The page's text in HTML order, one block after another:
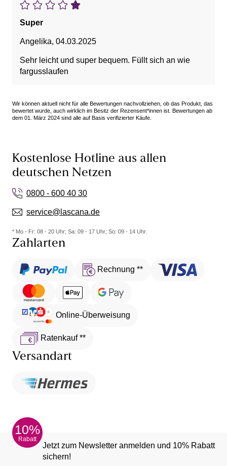
Super
Angelika, 04.03.2025
Sehr leicht und super bequem. Füllt sich an wie
fargusslaufen
Wir können aktuell nicht für alle Bewertungen nachvollziehen, ob das Produkt, das
bewertet wurde, auch wirklich im Besitz der Rezensent*innen ist. Bewertungen ab
dem 01. März 2024 sind alle auf Basis verifizierter Käufe.
Kostenlose Hotline aus allen
deutschen Netzen
0800 - 600 40 30
service@lascana.de
* Mo - Fr: 08 - 20 Uhr; Sa: 09 - 17 Uhr; So: 09 - 14 Uhr.
Zahlarten
Rechnung **
Online-Überweisung
Ratenkauf **
Versandart
10%
Rabatt
Jetzt zum Newsletter anmelden und 10% Rabatt
sichern!